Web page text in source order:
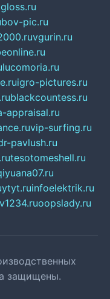
pic.ru
vgurin.ru
lucomoria.ru
igro-pictures.ru
blackcountess.ru
appraisal.ru
vip-surfing.ru
pavlush.ru
tesotomeshell.ru
ytyt.ruinfoelektrik.ru
oopslady.ru
защищены.